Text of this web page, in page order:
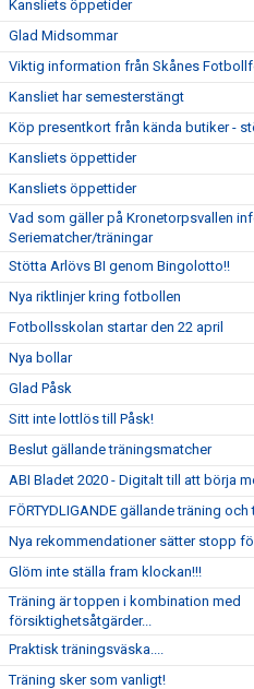
Kansliets öppetider
Glad Midsommar
Viktig information från Skånes
Kansliet har semesterstängt
Köp presentkort från kända butiker -
Kansliets öppettider
Kansliets öppettider
Vad som gäller på Kronetorpsvallen
Seriematcher/träningar
Stötta Arlövs BI genom Bingolotto!!
Nya riktlinjer kring fotbollen
Fotbollsskolan startar den 22 april
Nya bollar
Glad Påsk
Sitt inte lottlös till Påsk!
Beslut gällande träningsmatcher
ABI Bladet 2020 - Digitalt till att börja
FÖRTYDLIGANDE gällande träning
Nya rekommendationer sätter stopp
Glöm inte ställa fram klockan!!!
Träning är toppen i kombination med
försiktighetsåtgärder...
Praktisk träningsväska....
Träning sker som vanligt!